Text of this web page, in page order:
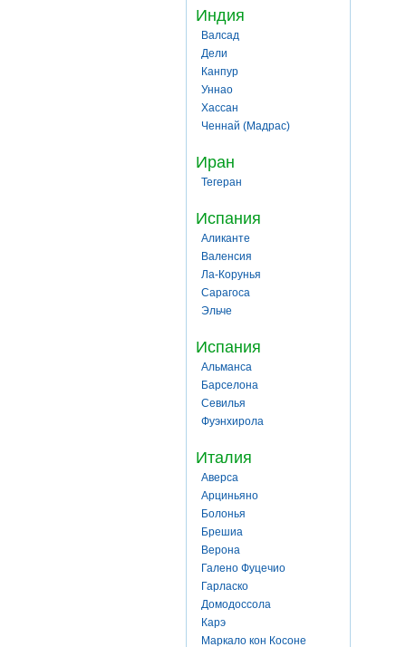
Индия
Валсад
Дели
Канпур
Уннао
Хассан
Ченнай (Мадрас)
Иран
Тегеран
Испания
Аликанте
Валенсия
Ла-Корунья
Сарагоса
Эльче
Испания
Альманса
Барселона
Севилья
Фуэнхирола
Италия
Аверса
Арциньяно
Болонья
Брешиа
Верона
Галено Фуцечио
Гарласко
Домодоссола
Карэ
Маркало кон Косоне